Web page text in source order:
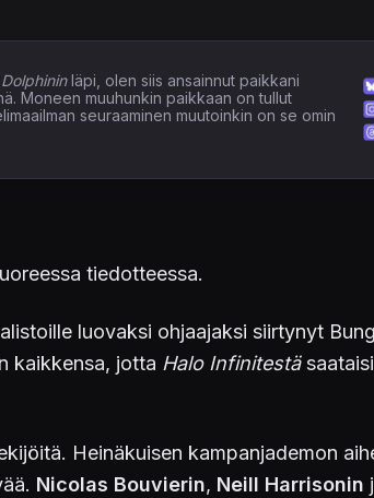
läpi, olen siis ansainnut paikkani
Moneen muuhunkin paikkaan on tullut
seuraaminen muutoinkin on se omin
tiedotteessa.
luovaksi ohjaajaksi siirtynyt
kaikkensa, jotta Halo Infinitestä
Heinäkuisen kampanjademon
Nicolas Bouvierin, Neill Harrisonin